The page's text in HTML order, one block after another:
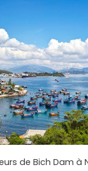
de Bich Dam à